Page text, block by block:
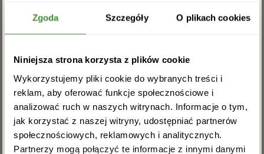
Zgoda Szczegóły O plikach cookies
Niniejsza strona korzysta z plików cookie
Wykorzystujemy pliki cookie do wybranych treści i
reklam, aby oferować funkcje społecznościowe i
analizować ruch w naszych witrynach. Informacje o tym,
jak korzystać z naszej witryny, udostępniać partnerów
społecznościowych, reklamowych i analitycznych.
Partnerzy mogą połączyć te informacje z innymi danymi
przesyłkę do Jarocina.
Zamów kwiaty przez Internet z
dostawą do Jarocina
Jeśli planujesz nietypową niespodziankę, chcesz
zrobić wrażenie lub zaskoczyć – zamówkwiaty przez
Internet z dostawą do Jarocina.Dlaczego to takie
wyjątkowe? Ponieważ nieczęsto do naszych drzwi w
Jarocinie puka kurier wręczając piękne kwiaty. Lubimy
Zgarnij rabat -5%
Zapisz się do newslettera i zgarnij
rabat na pierwsze zakupy!